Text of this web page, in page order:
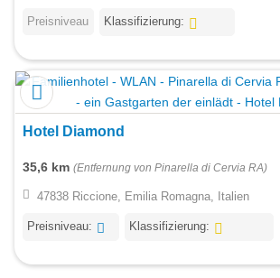
Preisniveau Klassifizierung:
Hotel Diamond
35,6 km (Entfernung von Pinarella di Cervia RA)
47838 Riccione, Emilia Romagna, Italien
Preisniveau: Klassifizierung: